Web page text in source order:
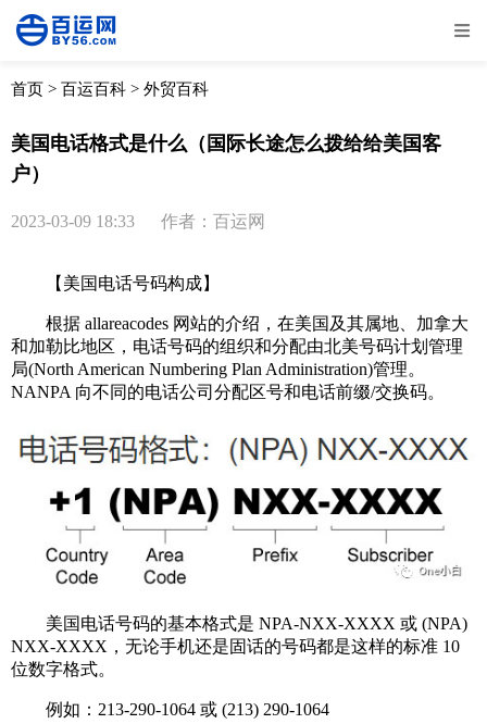
全部 物流资讯
首页 > 百运百科 > 外贸百科
美国电话格式是什么（国际长途怎么拨给给美国客
户）
2023-03-09 18:33 作者：百运网
【美国电话号码构成】
根据 allareacodes 网站的介绍，在美国及其属地、加拿大
和加勒比地区，电话号码的组织和分配由北美号码计划管理
局(North American Numbering Plan Administration)管理。
NANPA 向不同的电话公司分配区号和电话前缀/交换码。
美国电话号码的基本格式是 NPA-NXX-XXXX 或 (NPA)
NXX-XXXX，无论手机还是固话的号码都是这样的标准 10
位数字格式。
例如：213-290-1064 或 (213) 290-1064